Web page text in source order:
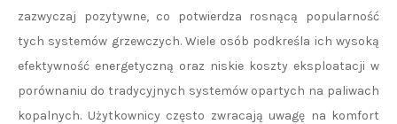
zazwyczaj pozytywne, co potwierdza rosnącą popularność
tych systemów grzewczych. Wiele osób podkreśla ich wysoką
efektywność energetyczną oraz niskie koszty eksploatacji w
porównaniu do tradycyjnych systemów opartych na paliwach
kopalnych. Użytkownicy często zwracają uwagę na komfort